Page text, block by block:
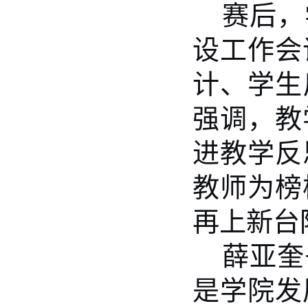
赛后
设工作
计、学
强调，
进教学
教师为
再上新台
薛亚
是学院